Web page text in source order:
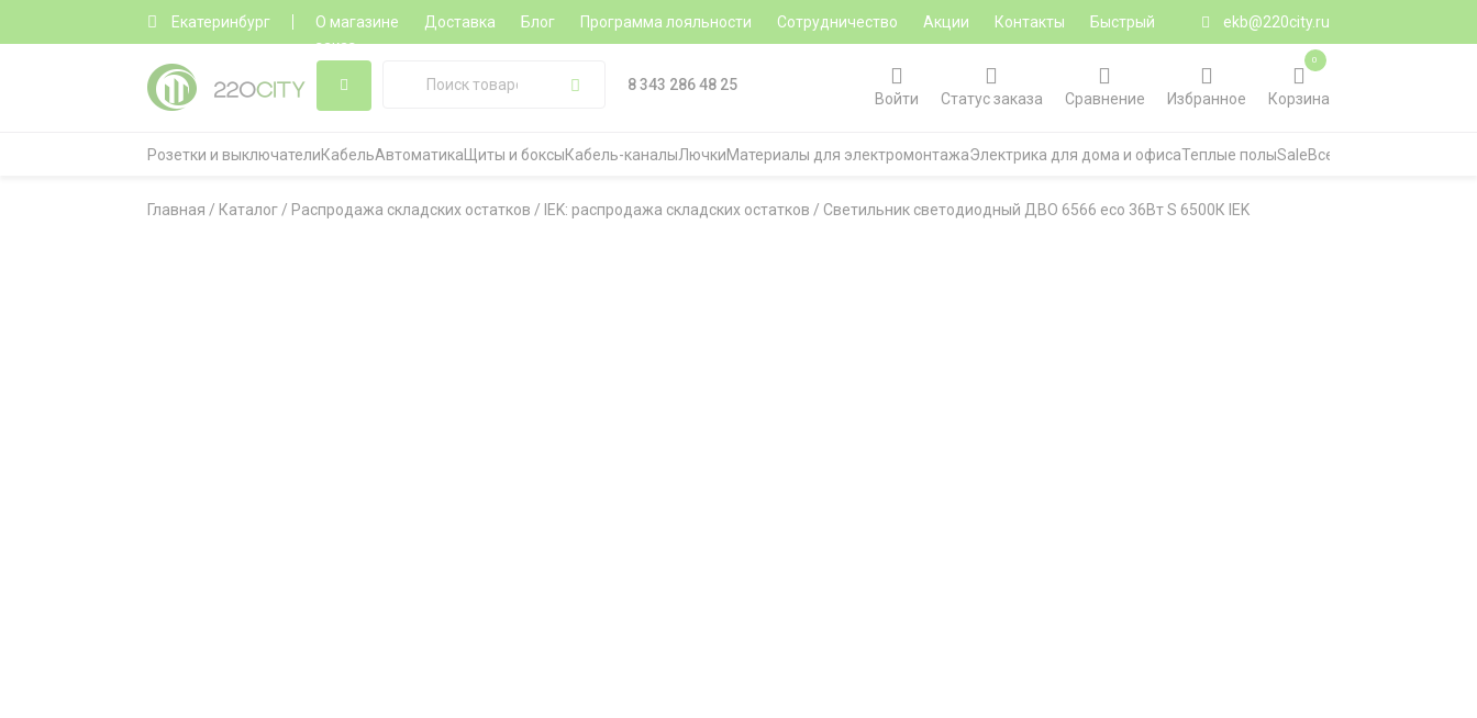
Екатеринбург О магазине Доставка Блог Программа лояльности Сотрудничество Акции Контакты
Быстрый
заказ
ekb@220city.ru
8 343 286 48 25
Войти
Статус заказа Сравнение Избранное Корзина
0
Розетки и выключателиКабельАвтоматика Щиты и боксыКабель-каналыЛючкиМатериалы для электромонтажаЭлектрика для дома и офисаТеплые полыSaleВсе категории
Главная / Каталог / Распродажа складских остатков / IEK: распродажа складских остатков / Светильник светодиодный ДВО 6566 eco 36Вт S 6500К IEK